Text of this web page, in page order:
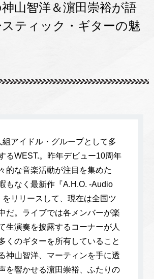
山智洋＆濵田崇裕が語
ティック・ギターの魅
組アイドル・グループとして多
るWEST.。昨年デビュー10周年
的な音楽活動が注目を集めた
もなく最新作『A.H.O. -Audio
をリリースして、現在は全国ツ
だ。ライブでは各メンバーが楽
生演奏を披露するコーナーが人
くのギターを所有していること
神山智洋、マーティンを手に透
を響かせる濵田崇裕、ふたりの